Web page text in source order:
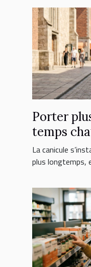
Porter
temps
erreur
La canicule
plus longtemps,